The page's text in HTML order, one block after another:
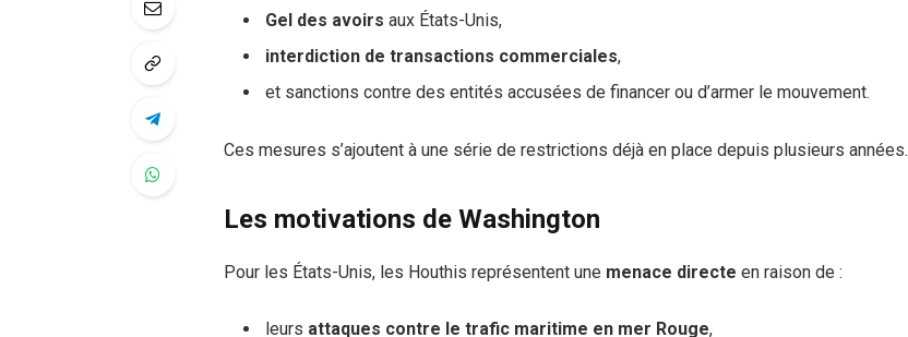
Gel des avoirs aux États-Unis,
interdiction de transactions commerciales,
et sanctions contre des entités accusées de financer ou d’armer le mouvement.
Ces mesures s’ajoutent à une série de restrictions déjà en place depuis plusieurs années.
Les motivations de Washington
Pour les États-Unis, les Houthis représentent une menace directe en raison de :
leurs attaques contre le trafic maritime en mer Rouge,